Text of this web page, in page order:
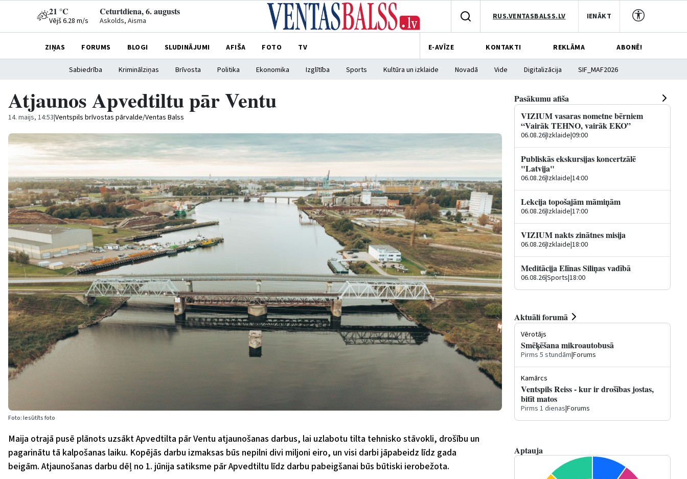
21 °C
Vējš 6.28 m/s
Ceturtdiena, 6. augusts
Askolds, Aisma RUS.VENTASBALSS.LV IENĀKT
ZIŅAS FORUMS BLOGI SLUDINĀJUMI AFIŠA FOTO TV E-AVĪZE KONTAKTI REKLĀMA ABONĒ!
Sabiedrība Kriminālziņas Brīvosta Politika Ekonomika Izglītība Sports Kultūra un izklaide Novadā Vide Digitalizācija SIF_MAF2026
Atjaunos Apvedtiltu pār Ventu
14. maijs, 14:53|Ventspils brīvostas pārvalde/Ventas Balss
Foto: Iesūtīts foto
Maija otrajā pusē plānots uzsākt Apvedtilta pār Ventu atjaunošanas darbus, lai uzlabotu tilta tehnisko stāvokli, drošību un
pagarinātu tā kalpošanas laiku. Kopējās darbu izmaksas būs nepilni divi miljoni eiro, un visi darbi jāpabeidz līdz gada
beigām. Atjaunošanas darbu dēļ no 1. jūnija satiksme pār Apvedtiltu līdz darbu pabeigšanai būs būtiski ierobežota.
Pasākumu afiša
VIZIUM vasaras nometne bērniem
“Vairāk TEHNO, vairāk EKO”
06.08.26|Izklaide|09:00
Publiskās ekskursijas koncertzālē
"Latvija"
06.08.26|Izklaide|14:00
Lekcija topošajām māmiņām
06.08.26|Izklaide|17:00
VIZIUM nakts zinātnes misija
06.08.26|Izklaide|18:00
Meditācija Elīnas Siliņas vadībā
06.08.26|Sports|18:00
Aktuāli forumā
Vērotājs
Smēķēšana mikroautobusā
Pirms 5 stundām|Forums
Kamārcs
Ventspils Reiss - kur ir drošības jostas,
bitīt matos
Pirms 1 dienas|Forums
Aptauja